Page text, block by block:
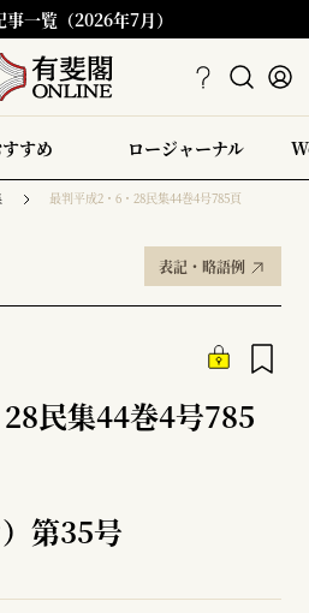
一覧（2026年7月）
すめ ロージャーナル
最判平成2・6・28民集44巻4号785頁
表記・略語例
民集44巻4号785
第35号